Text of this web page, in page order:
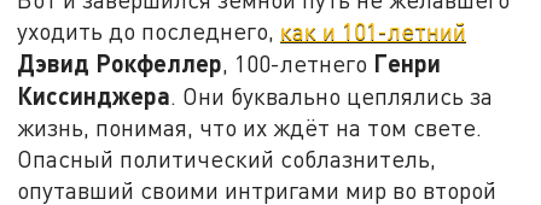
уходить до последнего, как и 101-летний
Дэвид Рокфеллер, 100-летнего Генри
Киссинджера. Они буквально цеплялись за
жизнь, понимая, что их ждёт на том свете.
Опасный политический соблазнитель,
опутавший своими интригами мир во второй